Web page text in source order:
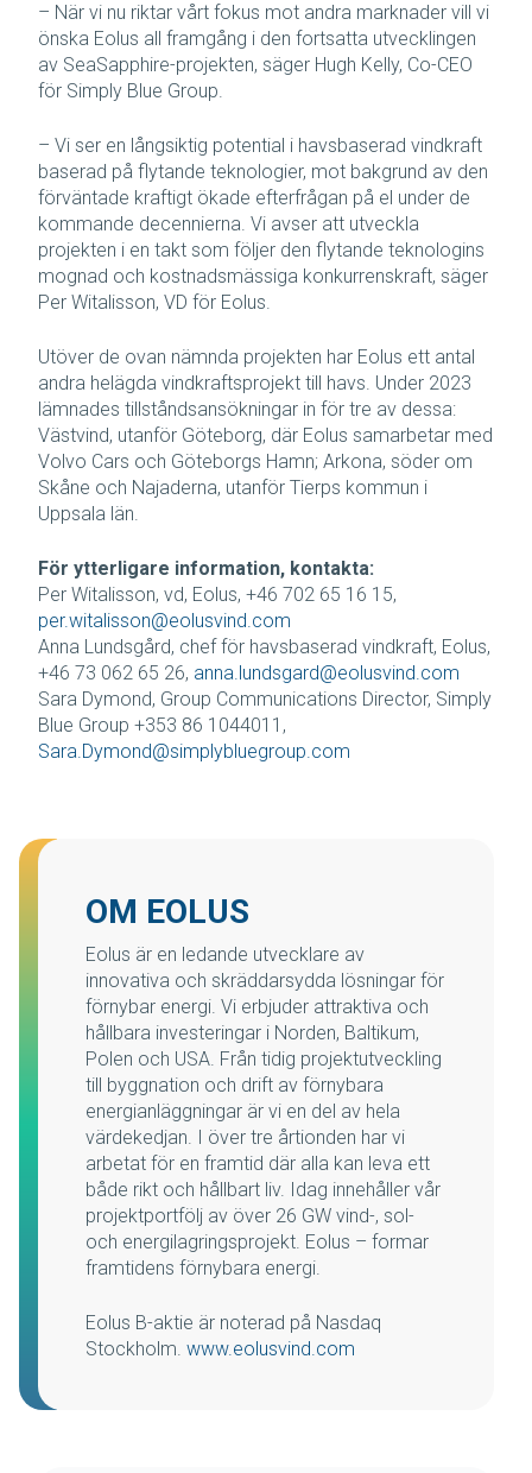
– När vi nu riktar vårt fokus mot andra marknader vill vi
önska Eolus all framgång i den fortsatta utvecklingen
av SeaSapphire-projekten, säger Hugh Kelly, Co-CEO
för Simply Blue Group.
– Vi ser en långsiktig potential i havsbaserad vindkraft
baserad på flytande teknologier, mot bakgrund av den
förväntade kraftigt ökade efterfrågan på el under de
kommande decennierna. Vi avser att utveckla
projekten i en takt som följer den flytande teknologins
mognad och kostnadsmässiga konkurrenskraft, säger
Per Witalisson, VD för Eolus.
Utöver de ovan nämnda projekten har Eolus ett antal
andra helägda vindkraftsprojekt till havs. Under 2023
lämnades tillståndsansökningar in för tre av dessa:
Västvind, utanför Göteborg, där Eolus samarbetar med
Volvo Cars och Göteborgs Hamn; Arkona, söder om
Skåne och Najaderna, utanför Tierps kommun i
Uppsala län.
För ytterligare information, kontakta:
Per Witalisson, vd, Eolus, +46 702 65 16 15,
per.witalisson@eolusvind.com
Anna Lundsgård, chef för havsbaserad vindkraft, Eolus,
+46 73 062 65 26, anna.lundsgard@eolusvind.com
Sara Dymond, Group Communications Director, Simply
Blue Group +353 86 1044011,
Sara.Dymond@simplybluegroup.com
OM EOLUS
Eolus är en ledande utvecklare av
innovativa och skräddarsydda lösningar för
förnybar energi. Vi erbjuder attraktiva och
hållbara investeringar i Norden, Baltikum,
Polen och USA. Från tidig projektutveckling
till byggnation och drift av förnybara
energianläggningar är vi en del av hela
värdekedjan. I över tre årtionden har vi
arbetat för en framtid där alla kan leva ett
både rikt och hållbart liv. Idag innehåller vår
projektportfölj av över 26 GW vind-, sol-
och energilagringsprojekt. Eolus – formar
framtidens förnybara energi.
Eolus B-aktie är noterad på Nasdaq
Stockholm. www.eolusvind.com